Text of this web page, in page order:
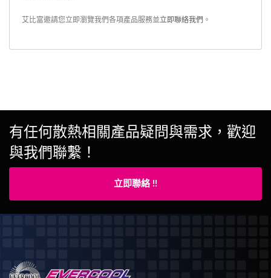
艾比富邀請您立即瀏覽我們各項產品服務並立即聯絡我們 。
有任何散熱相關產品疑問與需求，歡迎
與我們聯繫！
立即聯絡 !!